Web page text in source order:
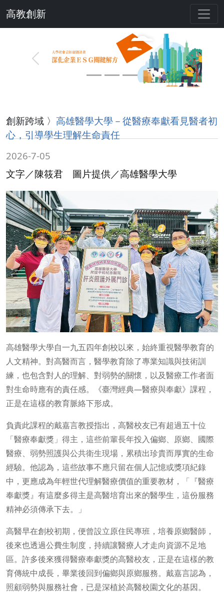
高教創新
Previous Next
創新跨域 〉 高雄醫學大學－從醫療奉獻看見醫者初
心，引導學生理解生命責任
2026-7-05
文字／陳筱君 圖片提供／高雄醫學大學
高雄醫學大學自一九五四年創校以來，始終重視醫學教育的
人文精神。對高醫而言，醫學教育除了專業知識與技術訓
練，也包含對人的理解、對弱勢的關懷，以及醫療工作者面
對生命時應有的責任感。《臺灣經典—醫療與奉獻》課程，
正是在這樣的教育脈絡下形成。
負責此課程的戴嘉言教授指出，高醫校友已有超過五十位
「醫療奉獻獎」得主，這些前輩長年投入偏鄉、原鄉、國際
醫療、弱勢照護與公共衛生現場，累積出珍貴而厚實的生命
經驗。他認為，這些故事不應只留在個人記憶或獎項紀錄
中，更應成為年輕世代理解醫療價值的重要教材，「『醫療
奉獻獎』有這麼多得主是高醫培育出來的醫學生，這份服務
精神必須傳承下去。」
高醫早在創校初期，便曾設立原住民專班，培養原鄉醫師，
後來也透過公費生制度，持續讓醫療人才走向資源不足地
區。許多後來獲得醫療奉獻獎的高醫校友，正是在這樣的教
育傳統中成長，畢業後回到偏鄉與原鄉服務。戴嘉言認為，
照顧弱勢與服務社會，已是深植於高醫校園文化的基因。